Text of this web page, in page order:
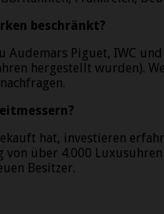
beschränkt?
Audemars Piguet, IWC
hergestellt wurden).
hat, investieren
von über 4.000
Besitzer.